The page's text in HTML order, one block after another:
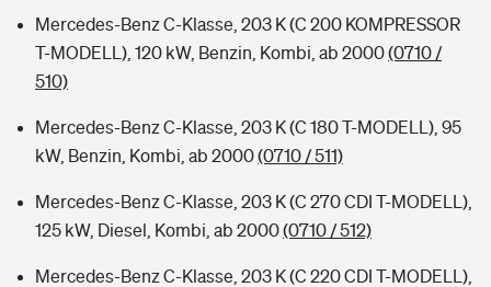
Mercedes-Benz C-Klasse, 203 K (C 200 KOMPRESSOR
T-MODELL), 120 kW, Benzin, Kombi, ab 2000(0710 /
510)
Mercedes-Benz C-Klasse, 203 K (C 180 T-MODELL), 95
kW, Benzin, Kombi, ab 2000(0710 / 511)
Mercedes-Benz C-Klasse, 203 K (C 270 CDI T-MODELL),
125 kW, Diesel, Kombi, ab 2000(0710 / 512)
Mercedes-Benz C-Klasse, 203 K (C 220 CDI T-MODELL),